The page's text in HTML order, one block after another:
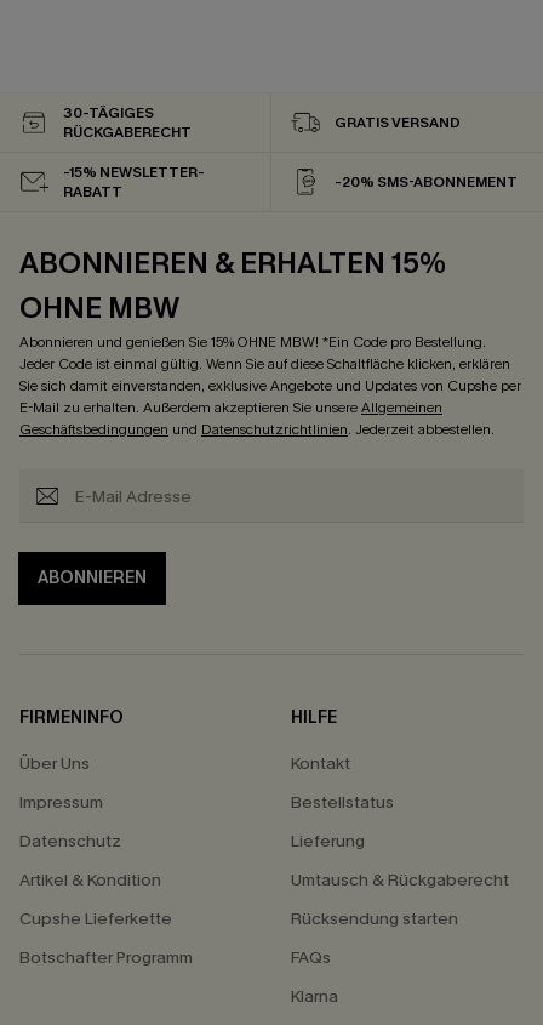
30-TÄGIGES
RÜCKGABERECHT
GRATIS VERSAND
-15% NEWSLETTER-
RABATT
-20% SMS-ABONNEMENT
ABONNIEREN & ERHALTEN 15%
OHNE MBW
Abonnieren und genießen Sie 15% OHNE MBW! *Ein Code pro Bestellung.
Jeder Code ist einmal gültig. Wenn Sie auf diese Schaltfläche klicken, erklären
Sie sich damit einverstanden, exklusive Angebote und Updates von Cupshe per
E-Mail zu erhalten. Außerdem akzeptieren Sie unsereAllgemeinen
Geschäftsbedingungen und Datenschutzrichtlinien. Jederzeit abbestellen.
ABONNIEREN
FIRMENINFO
Über Uns
Impressum
Datenschutz
Artikel & Kondition
Cupshe Lieferkette
Botschafter Programm
HILFE
Kontakt
Bestellstatus
Lieferung
Umtausch & Rückgaberecht
Rücksendung starten
FAQs
Klarna